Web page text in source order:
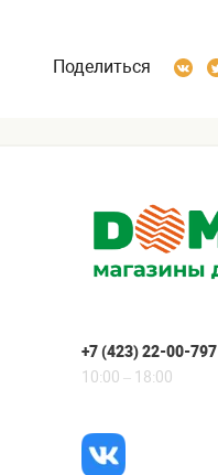
Поделиться
+7 (423) 22-00-797
10:00 – 18:00